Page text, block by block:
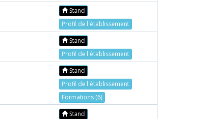
Stand
Profil de l'établissement
Stand
Profil de l'établissement
Stand
Profil de l'établissement
Formations (6)
Stand